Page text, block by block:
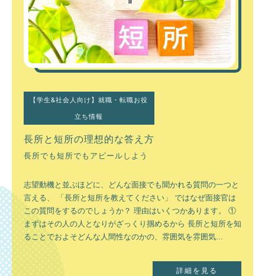
【岩見沢市】
岩見沢市の観光
岩見沢市は札幌市から車で約1時間ほどの場所に位置していま
間程度の場所となっており、どこへ行くにもアクセス良好なの
が特徴です。 生活する上では十分な都市機能も有し、緑豊かで
沢市の...
詳細を見る
【学生&社会人向け】就職・転職お役
立ち情報
長所と短所の理想的な答え方
長所でも短所でもアピールしよう
志望動機と並ぶほどに、どんな面接でも聞かれる質問の一つと
言える、 「長所と短所を教えてください」 ではなぜ面接官は
この質問をするのでしょうか？ 理由はいくつかあります。 ①
まずはその人の人となりがざっくり掴めるから 長所と短所を知
ることでおよそどんな人間性なのかの、雰囲気を雰囲気...
詳細を見る